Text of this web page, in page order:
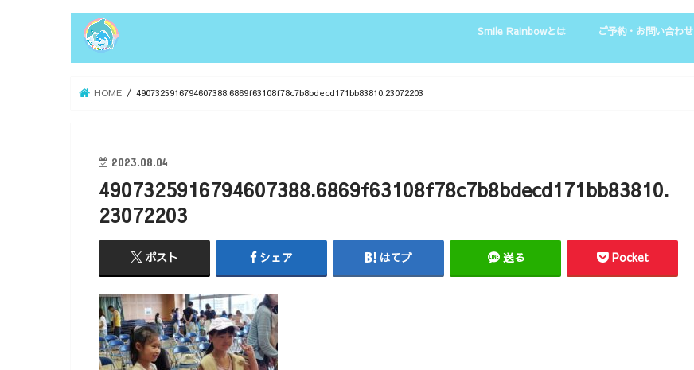
Smile Rainbowとは
お客様の声
ご予約・お問い合わせ
HOME 4907325916794607388.6869f63108f78c7b8bdecd171bb83810.23072203
2023.08.04
4907325916794607388.6869f63108f78c7b8bdecd171bb83810.
23072203
ポスト シェア はてブ 送る Pocket